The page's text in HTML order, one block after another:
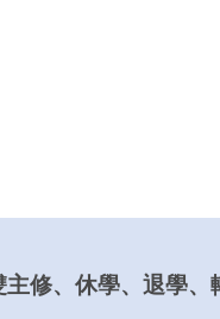
修、休學、退學、